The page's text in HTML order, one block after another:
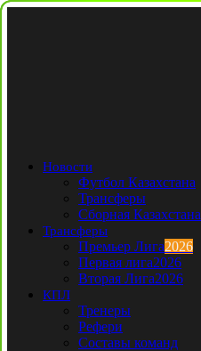
Новости
Футбол Казахстана
Трансферы
Сборная Казахстана
Трансферы
Премьер Лига2026
Первая лига2026
Вторая Лига2026
КПЛ
Тренеры
Рефери
Составы команд